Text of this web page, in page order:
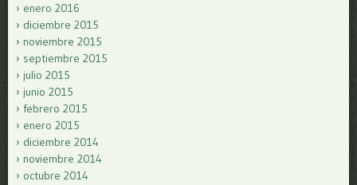
enero 2016
diciembre 2015
noviembre 2015
septiembre 2015
julio 2015
junio 2015
febrero 2015
enero 2015
diciembre 2014
noviembre 2014
octubre 2014